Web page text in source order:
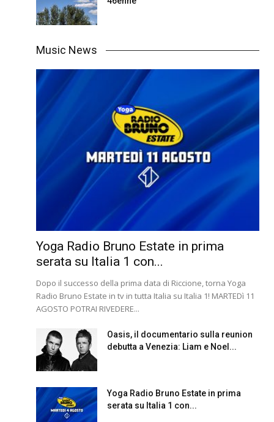
Music News
Yoga Radio Bruno Estate in prima
serata su Italia 1 con...
Dopo il successo della prima data di Riccione, torna Yoga
Radio Bruno Estate in tv in tutta Italia su Italia 1! MARTEDì 11
AGOSTO POTRAI RIVEDERE...
Oasis, il documentario sulla reunion
debutta a Venezia: Liam e Noel...
Yoga Radio Bruno Estate in prima
serata su Italia 1 con...